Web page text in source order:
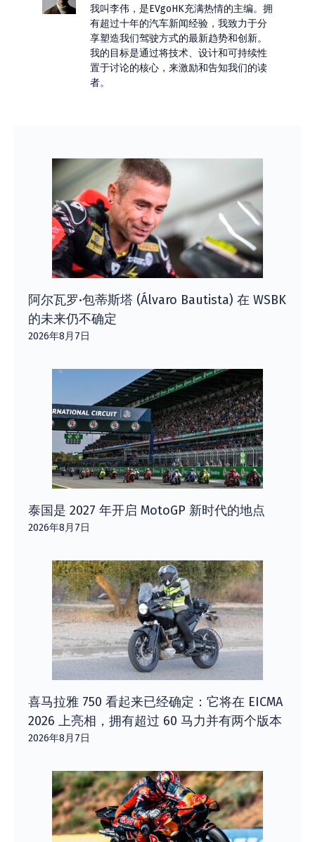
我叫李伟，是EVgoHK充满热情的主编。拥
有超过十年的汽车新闻经验，我致力于分
享塑造我们驾驶方式的最新趋势和创新。
我的目标是通过将技术、设计和可持续性
置于讨论的核心，来激励和告知我们的读
者。
阿尔瓦罗·包蒂斯塔 (Álvaro Bautista) 在 WSBK
的未来仍不确定
2026年8月7日
泰国是 2027 年开启 MotoGP 新时代的地点
2026年8月7日
喜马拉雅 750 看起来已经确定：它将在 EICMA
2026 上亮相，拥有超过 60 马力并有两个版本
2026年8月7日